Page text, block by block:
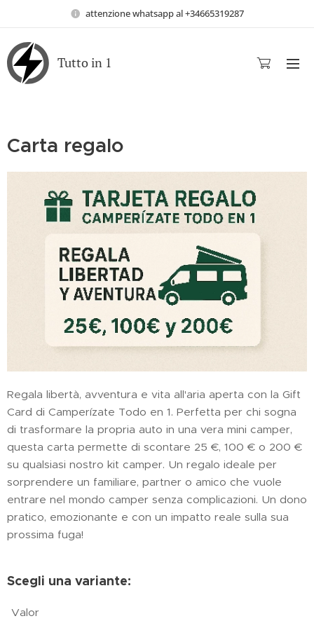
attenzione whatsapp al +34665319287
Tutto in 1
Carta regalo
Regala libertà, avventura e vita all'aria aperta con la Gift
Card di Camperízate Todo en 1. Perfetta per chi sogna
di trasformare la propria auto in una vera mini camper,
questa carta permette di scontare 25 €, 100 € o 200 €
su qualsiasi nostro kit camper. Un regalo ideale per
sorprendere un familiare, partner o amico che vuole
entrare nel mondo camper senza complicazioni. Un dono
pratico, emozionante e con un impatto reale sulla sua
prossima fuga!
Scegli una variante:
Valor